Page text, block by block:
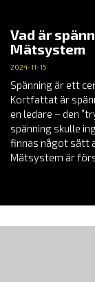
Vad är
Mätsystem
2024-11-15
Spänning är ett
Kortfattat är
en ledare – den
spänning skulle
finnas något sätt
Mätsystem är